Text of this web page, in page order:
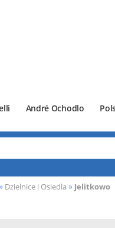
André Ochodlo
Dzielnice i Osiedla » Jelitkowo